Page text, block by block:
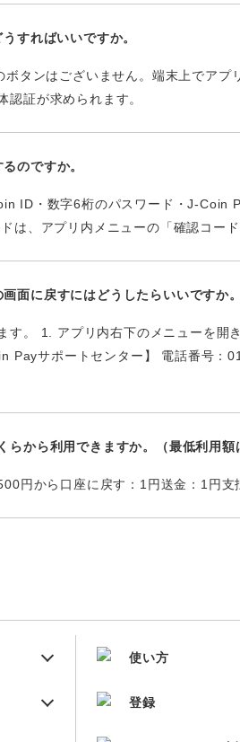
すればいいですか。
タンはございません。端末上でアプ
認証が求められます。
のですか。
ID・数字6桁のパスワード・J-Coin
は、アプリ内メニューの「確認コー
面に戻すにはどうしたらいいですか。
す。 1. アプリ内右下のメニューを開
Payサポートセンター】 電話番号
らから利用できますか。（最低利用額
円から口座に戻す：1円送金：1円支
使い方
登録